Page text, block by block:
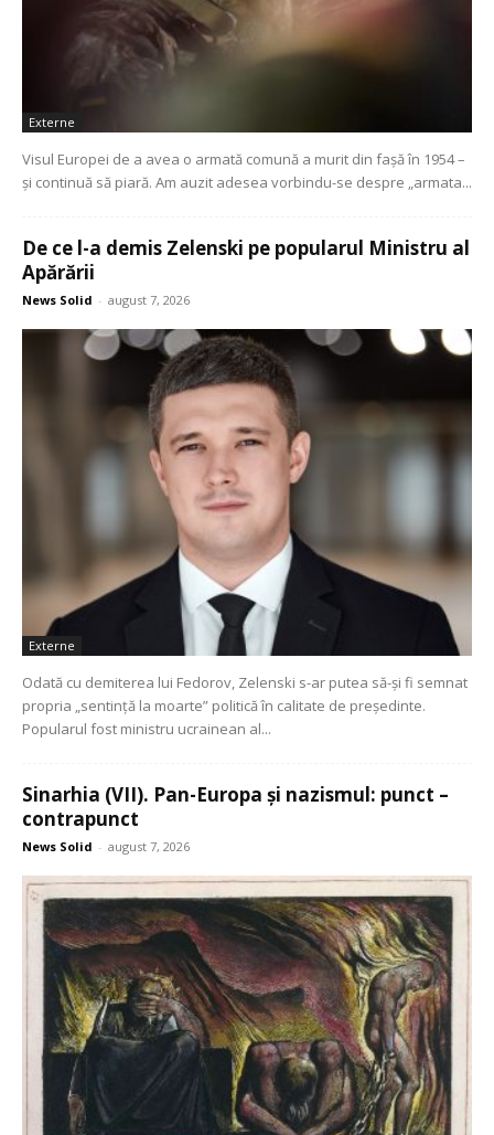
Externe
Visul Europei de a avea o armată comună a murit din fașă în 1954 –
și continuă să piară. Am auzit adesea vorbindu-se despre „armata...
De ce l-a demis Zelenski pe popularul Ministru al
Apărării
News Solid - august 7, 2026
Externe
Odată cu demiterea lui Fedorov, Zelenski s-ar putea să-și fi semnat
propria „sentință la moarte” politică în calitate de președinte.
Popularul fost ministru ucrainean al...
Sinarhia (VII). Pan-Europa și nazismul: punct –
contrapunct
News Solid - august 7, 2026